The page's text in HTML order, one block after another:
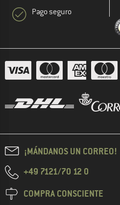
Pago seguro
¡MÁNDANOS UN CORREO!
+49 7121/70 12 0
COMPRA CONSCIENTE